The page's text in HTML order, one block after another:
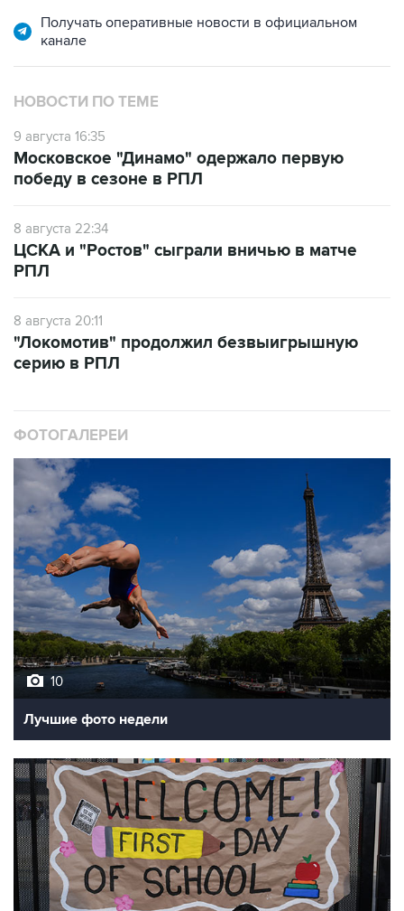
Получать оперативные новости в официальном
канале
НОВОСТИ ПО ТЕМЕ
9 августа 16:35
Московское "Динамо" одержало первую
победу в сезоне в РПЛ
8 августа 22:34
ЦСКА и "Ростов" сыграли вничью в матче
РПЛ
8 августа 20:11
"Локомотив" продолжил безвыигрышную
серию в РПЛ
ФОТОГАЛЕРЕИ
10
Лучшие фото недели